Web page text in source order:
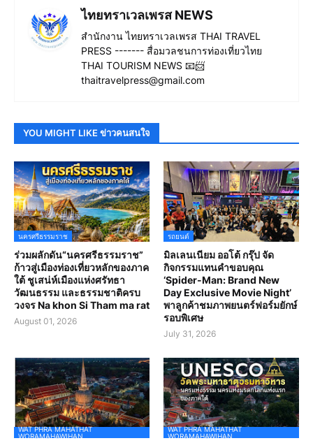
ไทยทราเวลเพรส NEWS
สำนักงาน ไทยทราเวลเพรส THAI TRAVEL
PRESS ------- สื่อมวลชนการท่องเที่ยวไทย
THAI TOURISM NEWS 📧📨
thaitravelpress@gmail.com
YOU MIGHT LIKE ข่าวคนสนใจ
นครศรีธรรมราช
ร่วมผลักดัน“นครศรีธรรมราช”
ก้าวสู่เมืองท่องเที่ยวหลักของภาค
ใต้ ชูเสน่ห์เมืองแห่งศรัทธา
วัฒนธรรม และธรรมชาติครบ
วงจร Na khon Si Tham ma rat
August 01, 2026
รถยนต์
มิลเลนเนียม ออโต้ กรุ๊ป จัด
กิจกรรมแทนคำขอบคุณ
‘Spider-Man: Brand New
Day Exclusive Movie Night’
พาลูกค้าชมภาพยนตร์ฟอร์มยักษ์
รอบพิเศษ
July 31, 2026
WAT PHRA MAHATHAT
WORAMAHAWIHAN
WAT PHRA MAHATHAT
WORAMAHAWIHAN